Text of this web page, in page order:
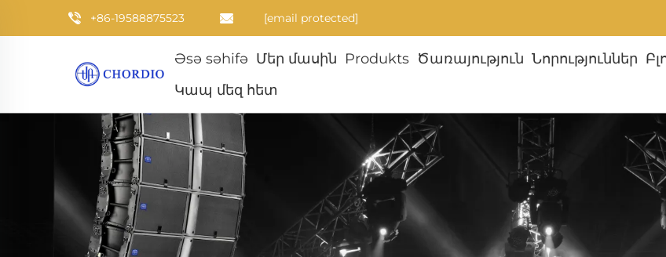
+86-19588875523 [email protected]
Əsə səhifə Մեր մասին Produkts Ծառայություն Նորություններ
Կապ մեզ հետ